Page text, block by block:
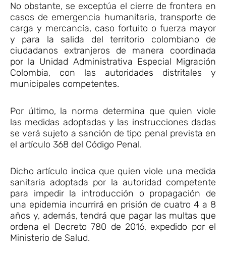
No obstante, se exceptúa el cierre de frontera en
casos de emergencia humanitaria, transporte de
carga y mercancía, caso fortuito o fuerza mayor
y para la salida del territorio colombiano de
ciudadanos extranjeros de manera coordinada
por la Unidad Administrativa Especial Migración
Colombia, con las autoridades distritales y
municipales competentes.
Por último, la norma determina que quien viole
las medidas adoptadas y las instrucciones dadas
se verá sujeto a sanción de tipo penal prevista en
el artículo 368 del Código Penal.
Dicho artículo indica que quien viole una medida
sanitaria adoptada por la autoridad competente
para impedir la introducción o propagación de
una epidemia incurrirá en prisión de cuatro 4 a 8
años y, además, tendrá que pagar las multas que
ordena el Decreto 780 de 2016, expedido por el
Ministerio de Salud.